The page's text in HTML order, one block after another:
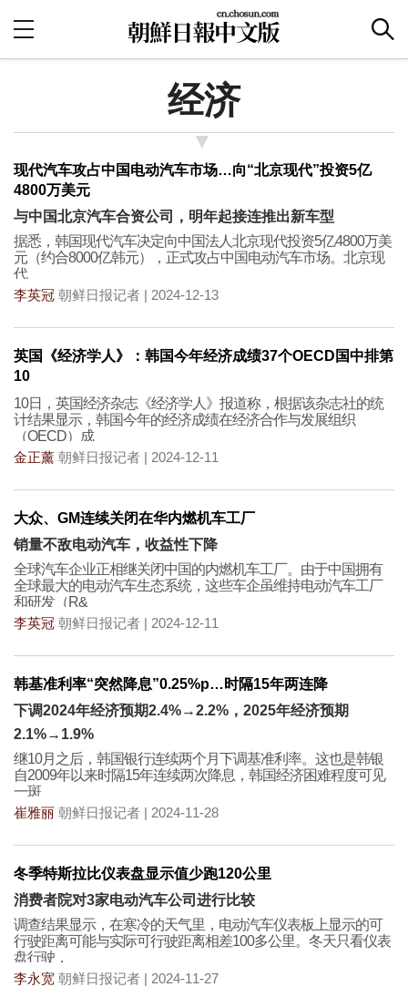
经济
现代汽车攻占中国电动汽车市场…向“北京现代”投资5亿
4800万美元
与中国北京汽车合资公司，明年起接连推出新车型
据悉，韩国现代汽车决定向中国法人北京现代投资5亿4800万美
元（约合8000亿韩元），正式攻占中国电动汽车市场。北京现
代
李英冠 朝鲜日报记者 | 2024-12-13
英国《经济学人》：韩国今年经济成绩37个OECD国中排第
10
10日，英国经济杂志《经济学人》报道称，根据该杂志社的统
计结果显示，韩国今年的经济成绩在经济合作与发展组织
（OECD）成
金正薰 朝鲜日报记者 | 2024-12-11
大众、GM连续关闭在华内燃机车工厂
销量不敌电动汽车，收益性下降
全球汽车企业正相继关闭中国的内燃机车工厂。由于中国拥有
全球最大的电动汽车生态系统，这些车企虽维持电动汽车工厂
和研发（R&
李英冠 朝鲜日报记者 | 2024-12-11
韩基准利率“突然降息”0.25%p…时隔15年两连降
下调2024年经济预期2.4%→2.2%，2025年经济预期
2.1%→1.9%
继10月之后，韩国银行连续两个月下调基准利率。这也是韩银
自2009年以来时隔15年连续两次降息，韩国经济困难程度可见
一斑
崔雅丽 朝鲜日报记者 | 2024-11-28
冬季特斯拉比仪表盘显示值少跑120公里
消费者院对3家电动汽车公司进行比较
调查结果显示，在寒冷的天气里，电动汽车仪表板上显示的可
行驶距离可能与实际可行驶距离相差100多公里。冬天只看仪表
盘行驶，
李永宽 朝鲜日报记者 | 2024-11-27